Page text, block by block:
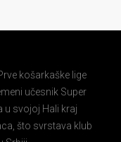
košarkaške lige
učesnik Super
u svojoj Hali kraj
što svrstava klub